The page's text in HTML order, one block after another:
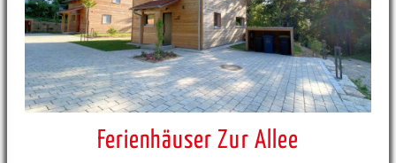
Ferienhäuser Zur Allee